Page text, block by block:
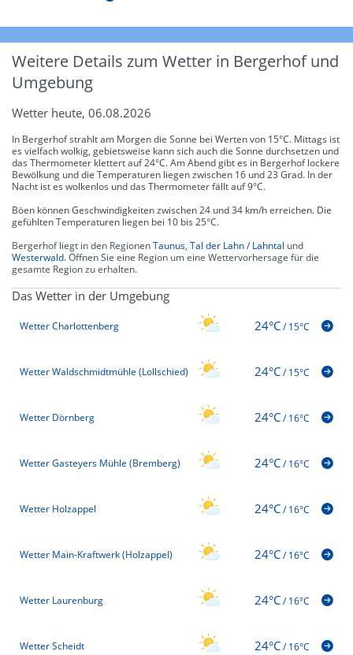
Weitere Details zum Wetter in Bergerhof und
Umgebung
Wetter heute, 06.08.2026
In Bergerhof strahlt am Morgen die Sonne bei Werten von 15°C. Mittags ist
es vielfach wolkig, gebietsweise kann sich auch die Sonne durchsetzen und
das Thermometer klettert auf 24°C. Am Abend gibt es in Bergerhof lockere
Bewölkung und die Temperaturen liegen zwischen 16 und 23 Grad. In der
Nacht ist es wolkenlos und das Thermometer fällt auf 9°C.
Böen können Geschwindigkeiten zwischen 24 und 34 km/h erreichen. Die
gefühlten Temperaturen liegen bei 10 bis 25°C.
Bergerhof liegt in den RegionenTaunus, Tal der Lahn / Lahntal und
Westerwald. Öffnen Sie eine Region um eine Wettervorhersage für die
gesamte Region zu erhalten.
Das Wetter in der Umgebung
Wetter Charlottenberg 24°C/15°C
Wetter Waldschmidtmühle (Lollschied) 24°C/15°C
Wetter Dörnberg 24°C/16°C
Wetter Gasteyers Mühle (Bremberg) 24°C/16°C
Wetter Holzappel 24°C/16°C
Wetter Main-Kraftwerk (Holzappel) 24°C/16°C
Wetter Laurenburg 24°C/16°C
Wetter Scheidt 24°C/16°C